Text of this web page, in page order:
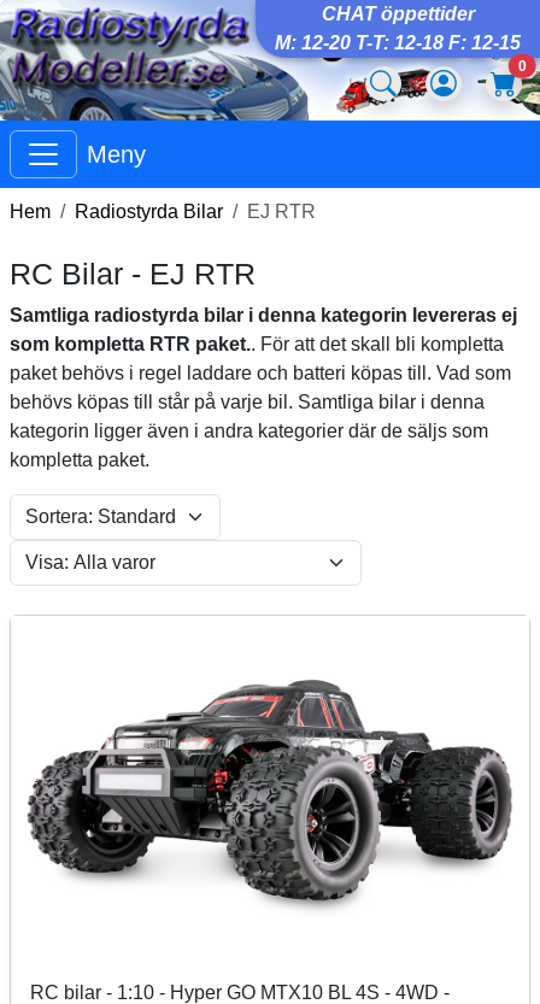
CHAT öppettider
M: 12-20 T-T: 12-18 F: 12-15
0
Meny
Hem Radiostyrda Bilar EJ RTR
RC Bilar - EJ RTR
Samtliga radiostyrda bilar i denna kategorin levereras ej
som kompletta RTR paket.. För att det skall bli kompletta
paket behövs i regel laddare och batteri köpas till. Vad som
behövs köpas till står på varje bil. Samtliga bilar i denna
kategorin ligger även i andra kategorier där de säljs som
kompletta paket.
RC bilar - 1:10 - Hyper GO MTX10 BL 4S - 4WD -